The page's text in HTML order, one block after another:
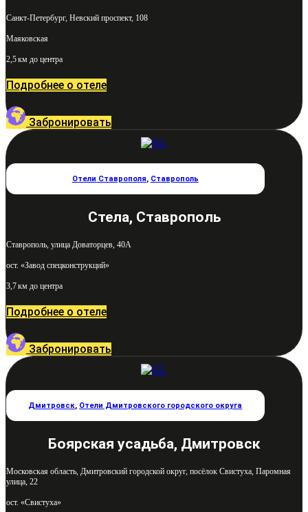
Санкт-Петербург, Невский проспект, 108
Маяковская
2,5 км до центра
Подробнее о отеле
Забронировать
Отели Ставрополя, Ставрополь
Стела, Ставрополь
Ставрополь, улица Доваторцев, 40А
ост. «Завод спецконструкций»
3,7 км до центра
Подробнее о отеле
Забронировать
Дмитровск, Отели Дмитровского городского округа
Боярская усадьба, Дмитровск
Московская область, Дмитровский городской округ, посёлок Свистуха, Паромная
улица, 22
ост. «Свистуха»